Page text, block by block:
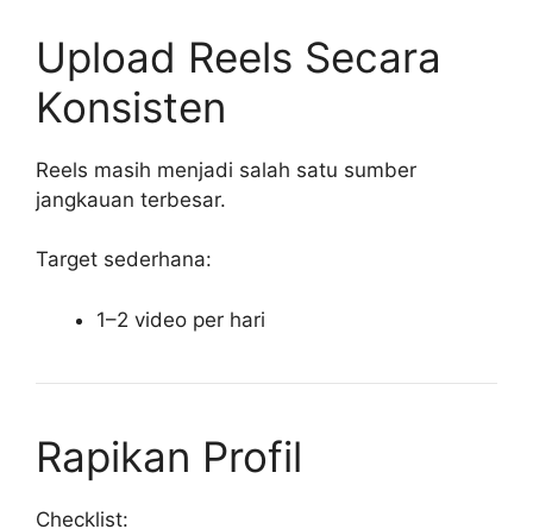
Upload Reels Secara
Konsisten
Reels masih menjadi salah satu sumber
jangkauan terbesar.
Target sederhana:
1–2 video per hari
Rapikan Profil
Checklist: